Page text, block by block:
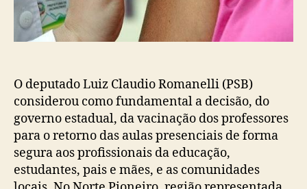
O deputado Luiz Claudio Romanelli (PSB)
considerou como fundamental a decisão, do
governo estadual, da vacinação dos professores
para o retorno das aulas presenciais de forma
segura aos profissionais da educação,
estudantes, pais e mães, e as comunidades